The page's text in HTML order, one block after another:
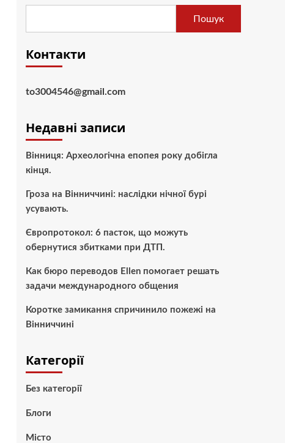
Пошук
Контакти
to3004546@gmail.com
Недавні записи
Вінниця: Археологічна епопея року добігла
кінця.
Гроза на Вінниччині: наслідки нічної бурі
усувають.
Європротокол: 6 пасток, що можуть
обернутися збитками при ДТП.
Как бюро переводов Ellen помогает решать
задачи международного общения
Коротке замикання спричинило пожежі на
Вінниччині
Категорії
Без категорії
Блоги
Місто